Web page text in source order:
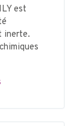
est
inerte.